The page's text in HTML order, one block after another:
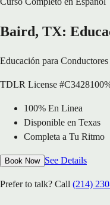
Baird, TX:
Educación para
TDLR License #C3428
100% En Linea
Disponible en Texas
Completa a Tu Ritmo
Book Now See Details
Prefer to talk? Call (214)